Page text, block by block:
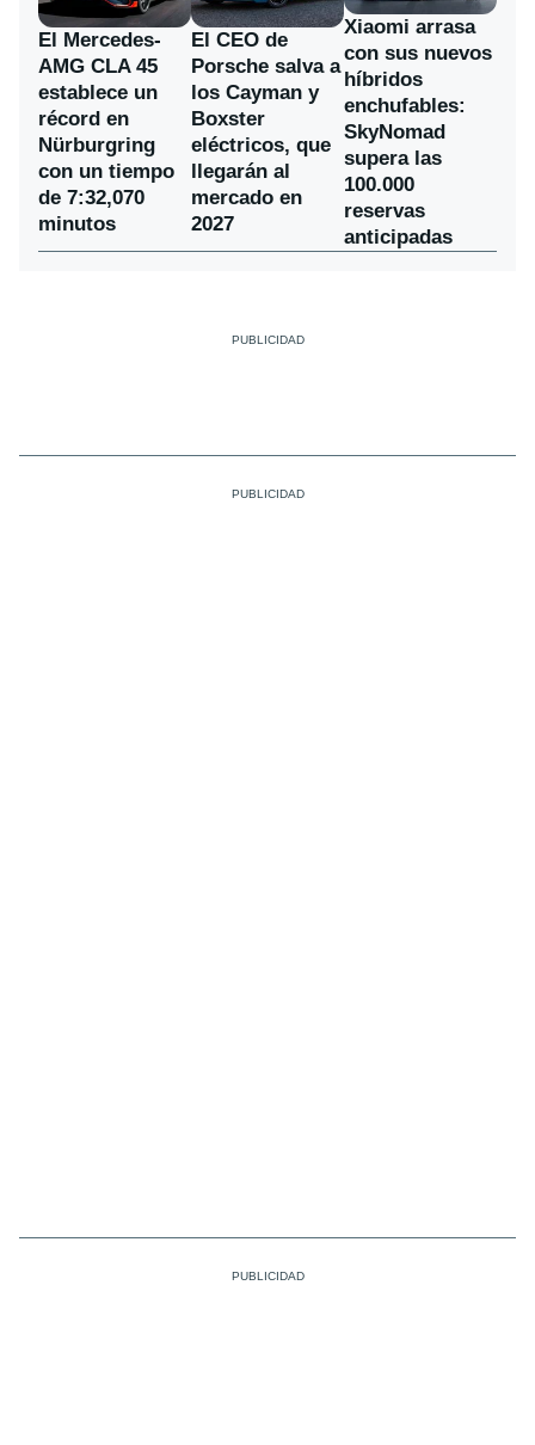
El Mercedes-
AMG CLA 45
establece un
récord en
Nürburgring
con un tiempo
de 7:32,070
minutos
El CEO de
Porsche salva a
los Cayman y
Boxster
eléctricos, que
llegarán al
mercado en
2027
Xiaomi arrasa
con sus nuevos
híbridos
enchufables:
SkyNomad
supera las
100.000
reservas
anticipadas